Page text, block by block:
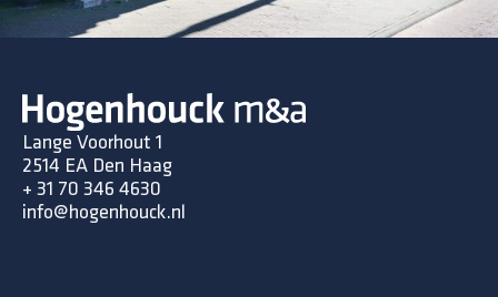
Lange Voorhout 1
2514 EA Den Haag
+ 31 70 346 4630
info@hogenhouck.nl